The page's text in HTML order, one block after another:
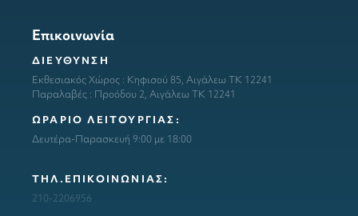
Επικοινωνία
ΔΙΕΥΘΥΝΣΗ
Εκθεσιακός Χώρος : Κηφισού 85, Αιγάλεω ΤΚ 12241
Παραλαβές : Προόδου 2, Αιγάλεω ΤΚ 12241
ΩΡΑΡΙΟ ΛΕΙΤΟΥΡΓΙΑΣ:
Δευτέρα-Παρασκευή 9:00 με 18:00
ΤΗΛ.ΕΠΙΚΟΙΝΩΝΙΑΣ:
210-2206956